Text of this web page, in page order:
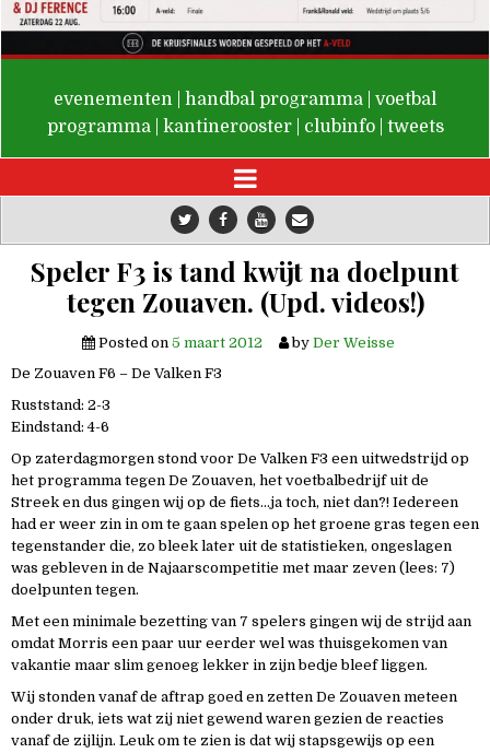
De Valken
evenementen handbal programma
voetbal
programma
kantinerooster clubinfo tweets
Speler F3 is tand kwijt na doelpunt
tegen Zouaven. (Upd. videos!)
Posted on 5 maart 2012 by Der Weisse
De Zouaven F6 – De Valken F3
Ruststand: 2-3
Eindstand: 4-6
Op zaterdagmorgen stond voor De Valken F3 een uitwedstrijd op
het programma tegen De Zouaven, het voetbalbedrijf uit de
Streek en dus gingen wij op de fiets…ja toch, niet dan?! Iedereen
had er weer zin in om te gaan spelen op het groene gras tegen een
tegenstander die, zo bleek later uit de statistieken, ongeslagen
was gebleven in de Najaarscompetitie met maar zeven (lees: 7)
doelpunten tegen.
Met een minimale bezetting van 7 spelers gingen wij de strijd aan
omdat Morris een paar uur eerder wel was thuisgekomen van
vakantie maar slim genoeg lekker in zijn bedje bleef liggen.
Wij stonden vanaf de aftrap goed en zetten De Zouaven meteen
onder druk, iets wat zij niet gewend waren gezien de reacties
vanaf de zijlijn. Leuk om te zien is dat wij stapsgewijs op een